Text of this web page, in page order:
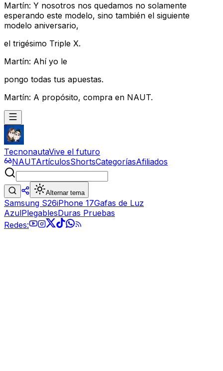
Martín: Y nosotros nos quedamos no solamente
esperando este modelo, sino también el siguiente
modelo aniversario,
el trigésimo Triple X.
Martín: Ahí yo le
pongo todas tus apuestas.
Martín: A propósito, compra en NAUT.
TecnonautaVive el futuro
NAUTArtículosShortsCategoríasAfiliados
Alternar tema
Samsung S26iPhone 17Gafas de Luz
AzulPlegablesDuras Pruebas
Redes: